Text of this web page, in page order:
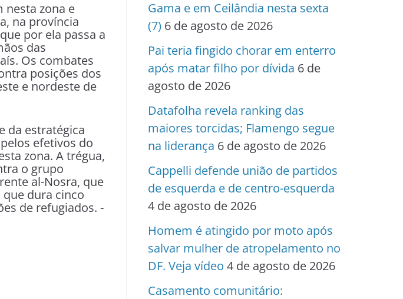
nesta zona e
na província
por ela passa a
das
Os combates
posições dos
e nordeste de
da estratégica
efetivos do
zona. A trégua,
o grupo
al-Nosra, que
dura cinco
de refugiados. -
Gama e em Ceilândia nesta sexta
(7) 6 de agosto de 2026
Pai teria fingido chorar em enterro
após matar filho por dívida 6 de
agosto de 2026
Datafolha revela ranking das
maiores torcidas; Flamengo segue
na liderança 6 de agosto de 2026
Cappelli defende união de partidos
de esquerda e de centro-esquerda
4 de agosto de 2026
Homem é atingido por moto após
salvar mulher de atropelamento no
DF. Veja vídeo 4 de agosto de 2026
Casamento comunitário: